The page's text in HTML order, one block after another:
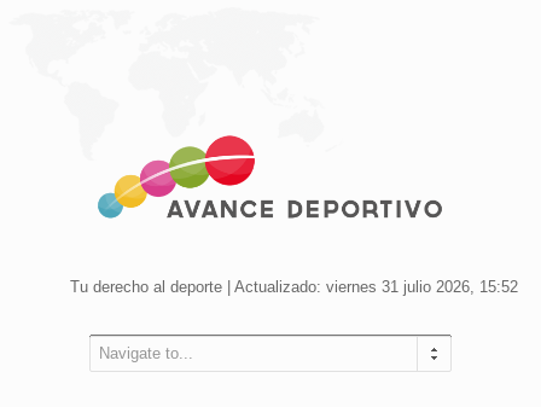
Tu derecho al deporte | Actualizado: viernes 31 julio 2026, 15:52
Navigate to...